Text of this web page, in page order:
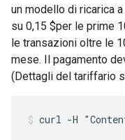
un modello di ricarica
su 0,15 $per le prime
le transazioni oltre le
mese. Il pagamento
(Dettagli del tariffario
curl -H